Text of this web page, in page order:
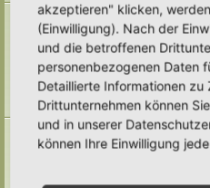
Naturmodule & kleine
Alles um die Naturmodule, sowie
wechselfeuchte Gebiete,
Unterforen:
Trockenmauern
Sandarien, Reisighaufen &
Benjeshecke, Sonstige
Themen:71
Pufferzone
Hier gehört alles hin, was die
akzeptieren" klicken,
(Einwilligung). Nach der
und die betroffenen
personenbezogenen Daten
Detaillierte Informationen
Drittunternehmen können
und in unserer
können Ihre Einwilligung